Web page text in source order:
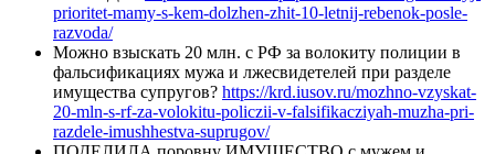
prioritet-mamy-s-kem-dolzhen-zhit-10-letnij-rebenok-posle-
razvoda/
Можно взыскать 20 млн. с РФ за волокиту полиции в
фальсификациях мужа и лжесвидетелей при разделе
имущества супругов? https://krd.iusov.ru/mozhno-vzyskat-
20-mln-s-rf-za-volokitu-policzii-v-falsifikacziyah-muzha-pri-
razdele-imushhestva-suprugov/